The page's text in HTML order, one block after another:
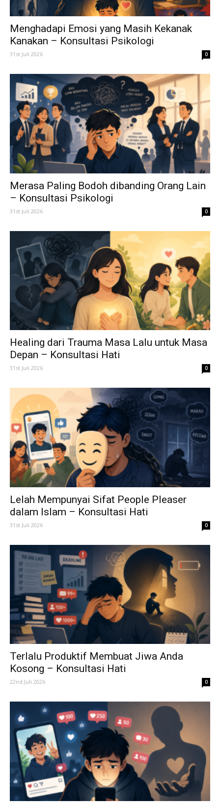
Menghadapi Emosi yang Masih Kekanak
Kanakan – Konsultasi Psikologi
31st Juli 2026 0
Merasa Paling Bodoh dibanding Orang Lain
– Konsultasi Psikologi
31st Juli 2026 0
Healing dari Trauma Masa Lalu untuk Masa
Depan – Konsultasi Hati
31st Juli 2026 0
Lelah Mempunyai Sifat People Pleaser
dalam Islam – Konsultasi Hati
31st Juli 2026 0
Terlalu Produktif Membuat Jiwa Anda
Kosong – Konsultasi Hati
22nd Juli 2026 0